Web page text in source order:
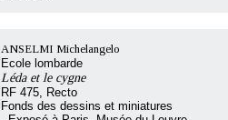
ANSELMI Michelangelo
Ecole lombarde
Léda et le cygne
RF 475, Recto
Fonds des dessins et miniatures